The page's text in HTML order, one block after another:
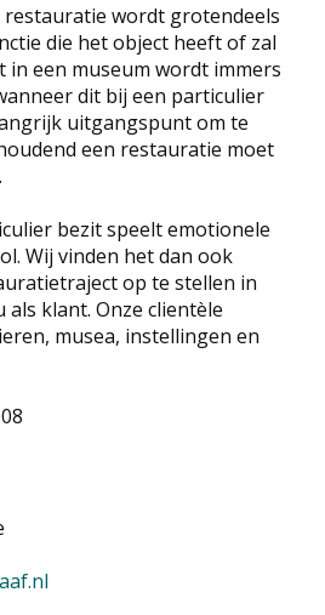
restauratie wordt grotendeels
die het object heeft of zal
in een museum wordt immers
dit bij een particulier
uitgangspunt om te
een restauratie moet
bezit speelt emotionele
Wij vinden het dan ook
op te stellen in
klant. Onze clientèle
musea, instellingen en